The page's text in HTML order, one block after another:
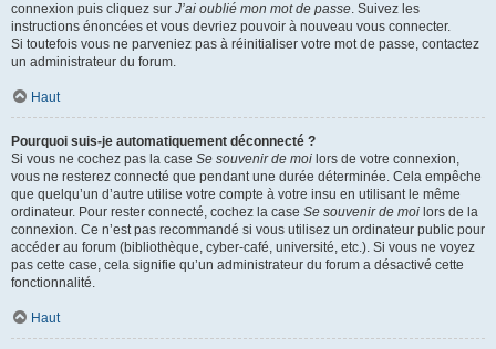
connexion puis cliquez sur J’ai oublié mon mot de passe. Suivez les
instructions énoncées et vous devriez pouvoir à nouveau vous connecter.
Si toutefois vous ne parveniez pas à réinitialiser votre mot de passe, contactez
un administrateur du forum.
Haut
Pourquoi suis-je automatiquement déconnecté ?
Si vous ne cochez pas la case Se souvenir de moi lors de votre connexion,
vous ne resterez connecté que pendant une durée déterminée. Cela empêche
que quelqu’un d’autre utilise votre compte à votre insu en utilisant le même
ordinateur. Pour rester connecté, cochez la case Se souvenir de moi lors de la
connexion. Ce n’est pas recommandé si vous utilisez un ordinateur public pour
accéder au forum (bibliothèque, cyber-café, université, etc.). Si vous ne voyez
pas cette case, cela signifie qu’un administrateur du forum a désactivé cette
fonctionnalité.
Haut